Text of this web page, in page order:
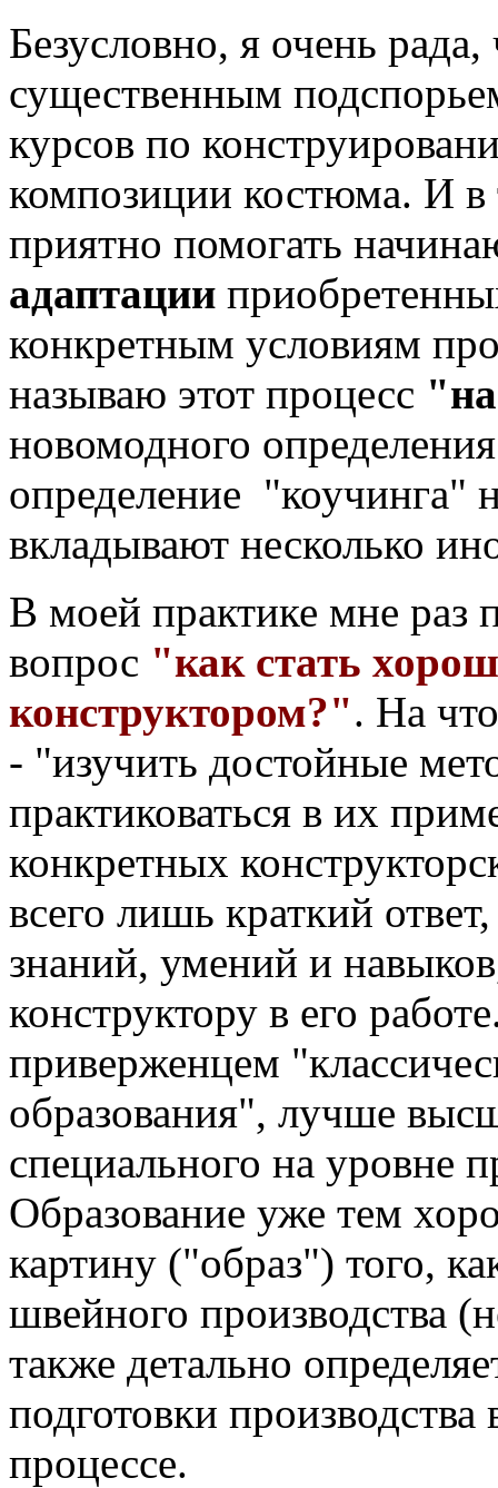
Безусловно, я очень
существенным
курсов по
композиции костюма. И в
приятно помогать
адаптации
конкретным условиям
называю этот процесс
новомодного
определение "коучинга"
вкладывают несколько
В моей практике мне раз
вопрос "как стать
конструктором?". На
- "изучить достойные
практиковаться в их
конкретных
всего лишь краткий
знаний, умений и
конструктору в его
приверженцем
образования", лучше
специального на уровне
Образование уже тем
картину ("образ") того,
швейного производства
также детально
подготовки
процессе.